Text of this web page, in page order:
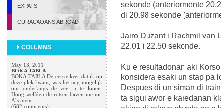
EXPATS
CURACAOANS ABROAD
COLUMNS
May 13, 2011
BOKA TABLA
BOKA TABLA De eerste keer dat ik op
deze plek kwam, was het nog mogelijk
om onderlangs de zee in te lopen.
Hoog welfden de rotsen boven me uit.
Als mens ...
(682 comments)
sekonde (anteriormente
di 20.98 sekonde
Jairo Duzant i Rachmil van
22.01 i 22.50 sekonde.
Ku e resultadonan aki
konsidera esaki un stap pa
Despues di un siman di
ta sigui awor e karedanan